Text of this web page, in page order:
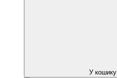
У кошику